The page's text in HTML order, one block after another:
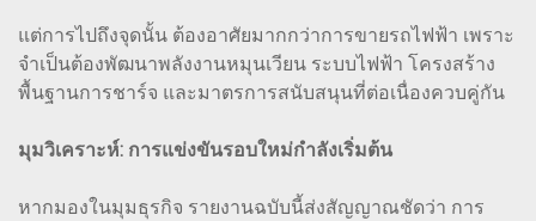
แต่การไปถึงจุดนั้น ต้องอาศัยมากกว่าการขายรถไฟฟ้า เพราะ
จำเป็นต้องพัฒนาพลังงานหมุนเวียน ระบบไฟฟ้า โครงสร้าง
พื้นฐานการชาร์จ และมาตรการสนับสนุนที่ต่อเนื่องควบคู่กัน
มุมวิเคราะห์: การแข่งขันรอบใหม่กำลังเริ่มต้น
หากมองในมุมธุรกิจ รายงานฉบับนี้ส่งสัญญาณชัดว่า การ